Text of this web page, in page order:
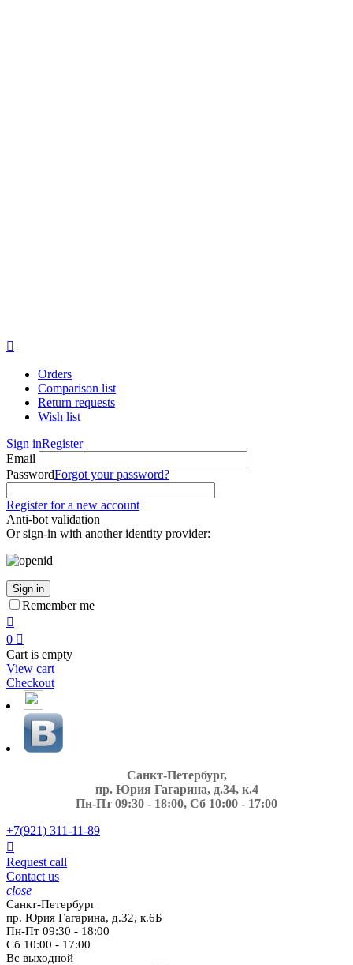

Orders
Comparison list
Return requests
Wish list
Sign inRegister
Email
PasswordForgot your password?
Register for a new account
Anti-bot validation
Or sign-in with another identity provider:
Sign in
Remember me

0 
Cart is empty
View cart
Checkout
Санкт-Петербург,
пр. Юрия Гагарина, д.34, к.4
Пн-Пт 09:30 - 18:00, Сб 10:00 - 17:00
+7(921) 311-11-89

Request call
Contact us
close
Санкт-Петербург
пр. Юрия Гагарина, д.32, к.6Б
Пн-Пт 09:30 - 18:00
Сб 10:00 - 17:00
Вс выходной